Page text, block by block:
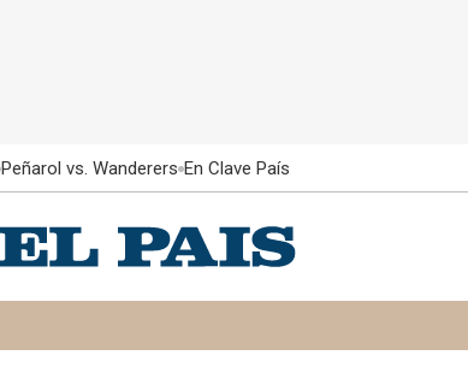
Peñarol vs. Wanderers En Clave País